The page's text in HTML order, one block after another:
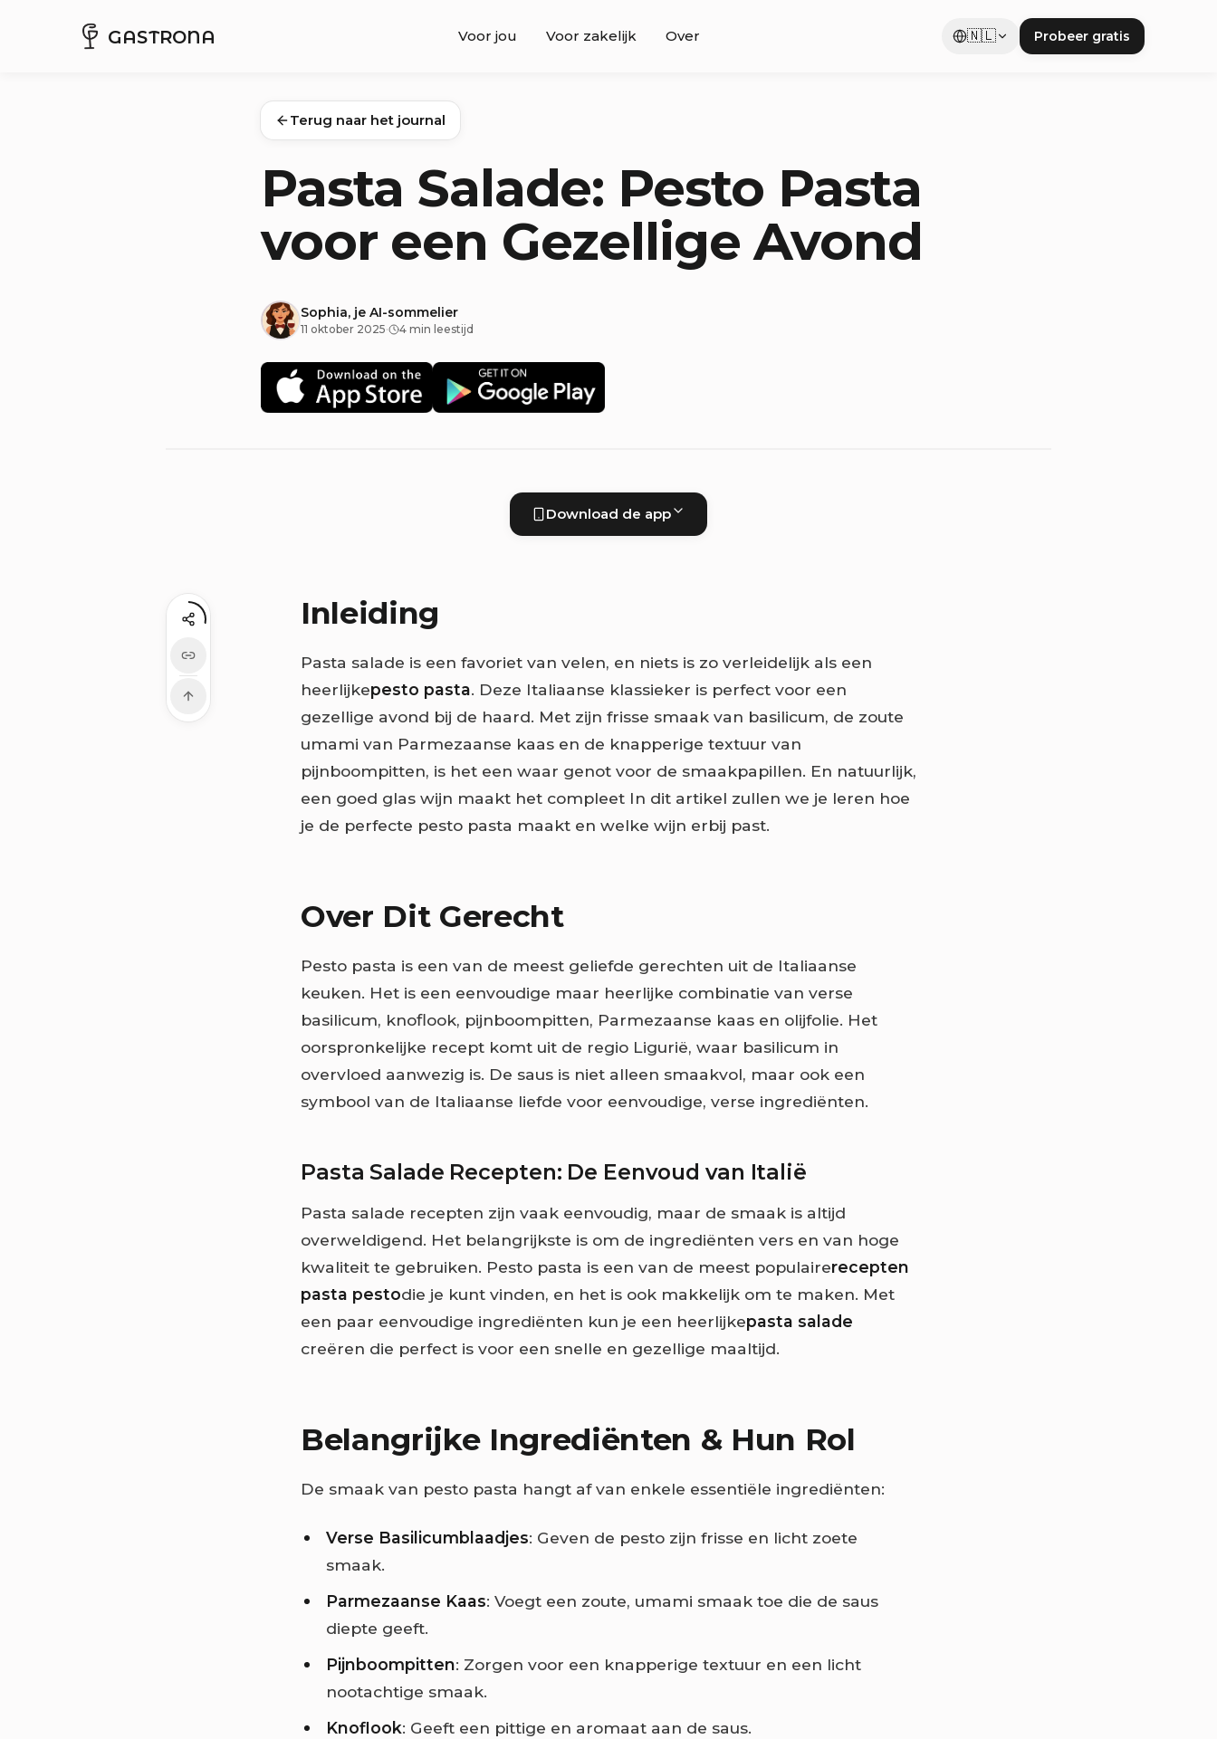
GASTRONA Voor jou Voor zakelijk Over 🇳🇱 Probeer gratis
Terug naar het journal
Pasta Salade: Pesto Pasta
voor een Gezellige Avond
Sophia, je AI-sommelier
11 oktober 2025· 4 min leestijd
Download de app
Inleiding
Pasta salade is een favoriet van velen, en niets is zo verleidelijk als een
heerlijkepesto pasta. Deze Italiaanse klassieker is perfect voor een
gezellige avond bij de haard. Met zijn frisse smaak van basilicum, de zoute
umami van Parmezaanse kaas en de knapperige textuur van
pijnboompitten, is het een waar genot voor de smaakpapillen. En natuurlijk,
een goed glas wijn maakt het compleet In dit artikel zullen we je leren hoe
je de perfecte pesto pasta maakt en welke wijn erbij past.
Over Dit Gerecht
Pesto pasta is een van de meest geliefde gerechten uit de Italiaanse
keuken. Het is een eenvoudige maar heerlijke combinatie van verse
basilicum, knoflook, pijnboompitten, Parmezaanse kaas en olijfolie. Het
oorspronkelijke recept komt uit de regio Ligurië, waar basilicum in
overvloed aanwezig is. De saus is niet alleen smaakvol, maar ook een
symbool van de Italiaanse liefde voor eenvoudige, verse ingrediënten.
Pasta Salade Recepten: De Eenvoud van Italië
Pasta salade recepten zijn vaak eenvoudig, maar de smaak is altijd
overweldigend. Het belangrijkste is om de ingrediënten vers en van hoge
kwaliteit te gebruiken. Pesto pasta is een van de meest populairerecepten
pasta pestodie je kunt vinden, en het is ook makkelijk om te maken. Met
een paar eenvoudige ingrediënten kun je een heerlijkepasta salade
creëren die perfect is voor een snelle en gezellige maaltijd.
Belangrijke Ingrediënten & Hun Rol
De smaak van pesto pasta hangt af van enkele essentiële ingrediënten:
Verse Basilicumblaadjes: Geven de pesto zijn frisse en licht zoete
smaak.
Parmezaanse Kaas: Voegt een zoute, umami smaak toe die de saus
diepte geeft.
Pijnboompitten: Zorgen voor een knapperige textuur en een licht
nootachtige smaak.
Knoflook: Geeft een pittige en aromaat aan de saus.